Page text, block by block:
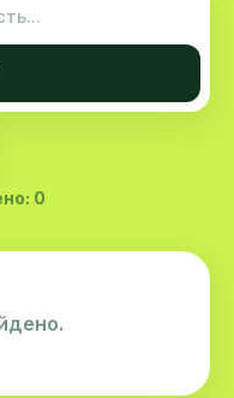
0